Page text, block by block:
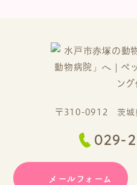
〒310-0912 茨城
029-
メールフォーム